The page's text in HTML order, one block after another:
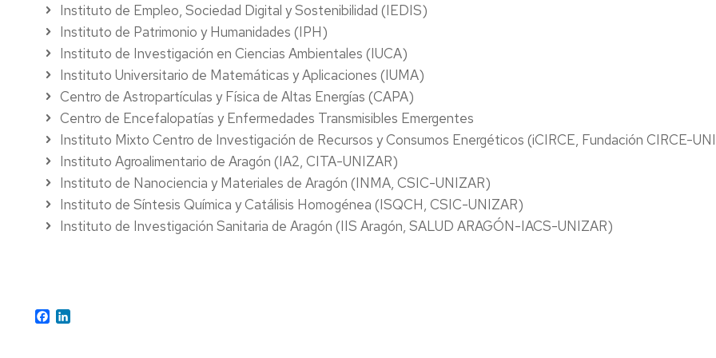
Instituto de Empleo, Sociedad Digital y Sostenibilidad (IEDIS)
Instituto de Patrimonio y Humanidades (IPH)
Instituto de Investigación en Ciencias Ambientales (IUCA)
Instituto Universitario de Matemáticas y Aplicaciones (IUMA)
Centro de Astropartículas y Física de Altas Energías (CAPA)
Centro de Encefalopatías y Enfermedades Transmisibles Emergentes
Instituto Mixto Centro de Investigación de Recursos y Consumos Energéticos (iCIRCE, Fundación CIRCE-
Instituto Agroalimentario de Aragón (IA2, CITA-UNIZAR)
Instituto de Nanociencia y Materiales de Aragón (INMA, CSIC-UNIZAR)
Instituto de Síntesis Química y Catálisis Homogénea (ISQCH, CSIC-UNIZAR)
Instituto de Investigación Sanitaria de Aragón (IIS Aragón, SALUD ARAGÓN-IACS-UNIZAR)
Facebook